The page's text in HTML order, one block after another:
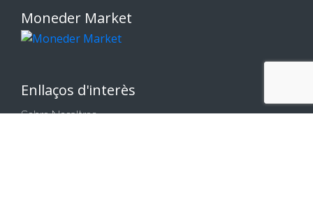
Moneder Market
Enllaços d'interès
Sobre Nosaltres